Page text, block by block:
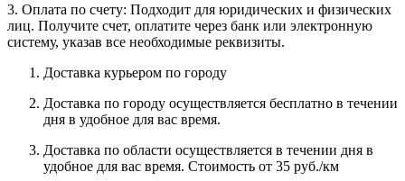
3. Оплата по счету: Подходит для юридических и физических
лиц. Получите счет, оплатите через банк или электронную
систему, указав все необходимые реквизиты.
Доставка курьером по городу
Доставка по городу осуществляется бесплатно в течении
дня в удобное для вас время.
Доставка по области осуществляется в течении дня в
удобное для вас время. Стоимость от 35 руб./км